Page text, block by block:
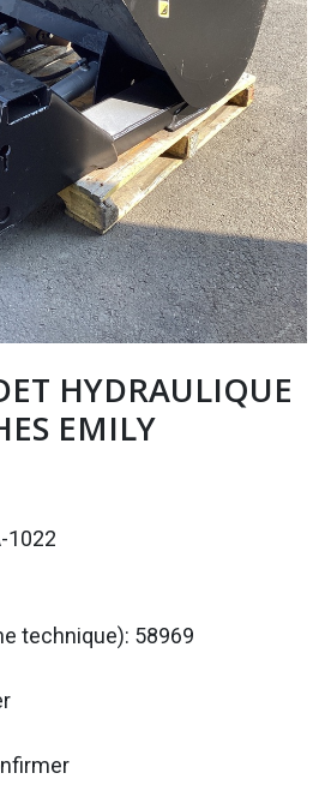
HYDRAULIQUE
EMILY
1022
technique): 58969